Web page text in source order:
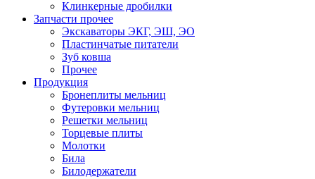
Клинкерные дробилки
Запчасти прочее
Экскаваторы ЭКГ, ЭШ, ЭО
Пластинчатые питатели
Зуб ковша
Прочее
Продукция
Бронеплиты мельниц
Футеровки мельниц
Решетки мельниц
Торцевые плиты
Молотки
Била
Билодержатели